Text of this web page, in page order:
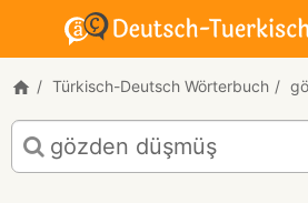
Türkisch-Deutsch Wörterbuch
Türkisch-
Deutsch
Übersetzung